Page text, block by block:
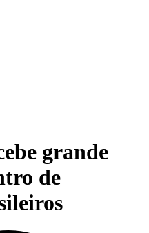
grande
de